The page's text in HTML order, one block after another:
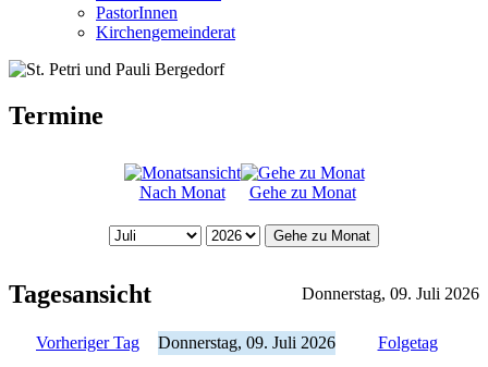
PastorInnen
Kirchengemeinderat
Termine
Nach Monat Gehe zu Monat
Gehe zu Monat
Tagesansicht Donnerstag, 09. Juli 2026
Vorheriger Tag Donnerstag, 09. Juli 2026 Folgetag